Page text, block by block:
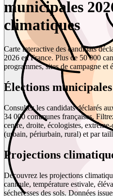
municipales
climatiques
Carte interactive des candidats
2026 en France. Plus de 50 000
programmes, sites de campagne et
Élections
Consultez les candidats déclarés
34 000 communes françaises.
centre, droite, écologistes,
(urbain, périurbain, rural) et par
Projections
Découvrez les projections
canicule, température estivale,
sécheresses des sols. Données